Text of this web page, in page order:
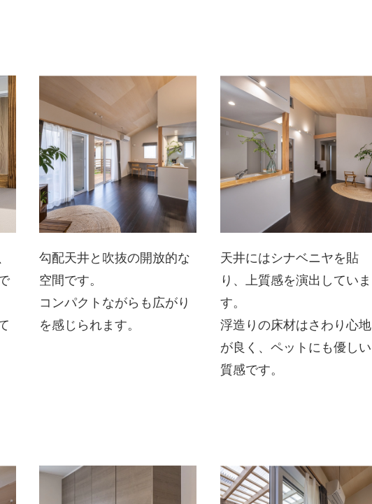
勾配天井と吹抜の開放的な
空間です。
コンパクトながらも広がり
を感じられます。
天井にはシナベニヤを貼
り、上質感を演出していま
す。
浮造りの床材はさわり心地
が良く、ペットにも優しい
質感です。